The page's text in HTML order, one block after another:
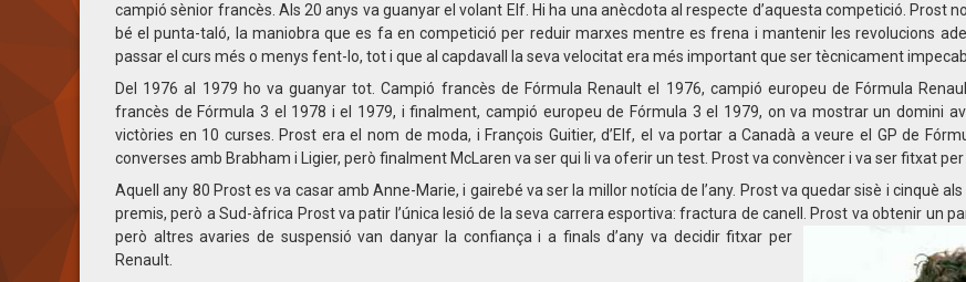
campió sènior francès. Als 20 anys va guanyar el volant Elf. Hi ha una anècdota al respecte d’aquesta competició. Prost
bé el punta-taló, la maniobra que es fa en competició per reduir marxes mentre es frena i mantenir les revolucions
passar el curs més o menys fent-lo, tot i que al capdavall la seva velocitat era més important que ser tècnicament
Del 1976 al 1979 ho va guanyar tot. Campió francès de Fórmula Renault el 1976, campió europeu de Fórmula
francès de Fórmula 3 el 1978 i el 1979, i finalment, campió europeu de Fórmula 3 el 1979, on va mostrar un domini
victòries en 10 curses. Prost era el nom de moda, i François Guitier, d’Elf, el va portar a Canadà a veure el GP de
converses amb Brabham i Ligier, però finalment McLaren va ser qui li va oferir un test. Prost va convèncer i va ser fitxat per
Aquell any 80 Prost es va casar amb Anne-Marie, i gairebé va ser la millor notícia de l’any. Prost va quedar sisè i cinquè
premis, però a Sud-àfrica Prost va patir l’única lesió de la seva carrera esportiva: fractura de canell. Prost va obtenir un
però altres avaries de suspensió van danyar la confiança i a finals d’any va decidir fitxar per
Renault.